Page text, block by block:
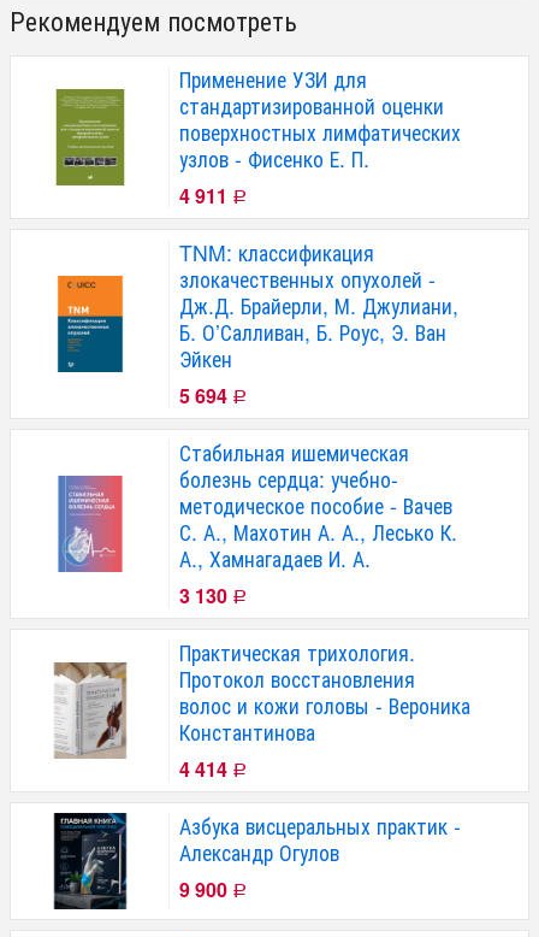
Рекомендуем посмотреть
Применение УЗИ для
стандартизированной оценки
поверхностных лимфатических
узлов - Фисенко Е. П.
4 911 Р
TNM: классификация
злокачественных опухолей -
Дж.Д. Брайерли, М. Джулиани,
Б. О’Салливан, Б. Роус, Э. Ван
Эйкен
5 694 Р
Стабильная ишемическая
болезнь сердца: учебно-
методическое пособие - Вачев
С. А., Махотин А. А., Лесько К.
А., Хамнагадаев И. А.
3 130 Р
Практическая трихология.
Протокол восстановления
волос и кожи головы - Вероника
Константинова
4 414 Р
Азбука висцеральных практик -
Александр Огулов
9 900 Р